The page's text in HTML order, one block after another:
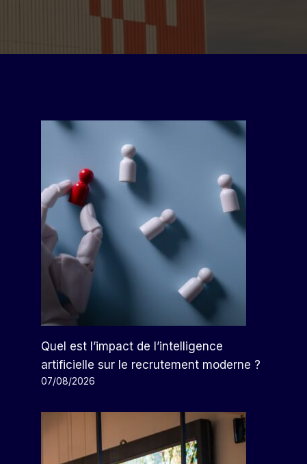
Quel est l’impact de l’intelligence
artificielle sur le recrutement moderne ?
07/08/2026